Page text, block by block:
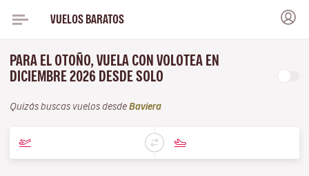
VUELOS BARATOS
PARA EL OTOÑO, VUELA CON VOLOTEA EN
DICIEMBRE 2026 DESDE SOLO
Quizás buscas vuelos desde Baviera